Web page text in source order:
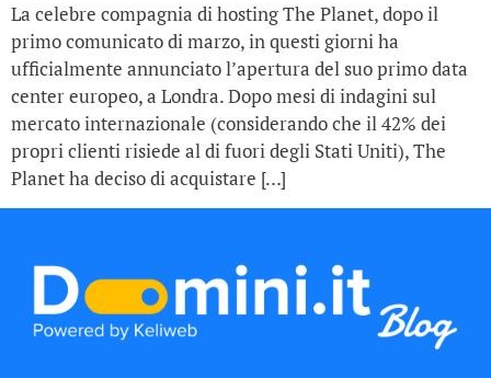
La celebre compagnia di hosting The Planet, dopo il
primo comunicato di marzo, in questi giorni ha
ufficialmente annunciato l’apertura del suo primo data
center europeo, a Londra. Dopo mesi di indagini sul
mercato internazionale (considerando che il 42% dei
propri clienti risiede al di fuori degli Stati Uniti), The
Planet ha deciso di acquistare […]